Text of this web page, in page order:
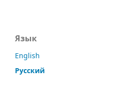
Язык
English
Русский